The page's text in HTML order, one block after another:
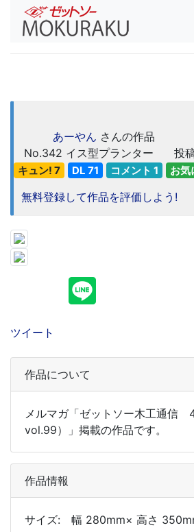
あーやん さんの作品
No.342 イス型プランター 投
キュン! 7 DL 71 コメント 1 お
無料登録して作品を評価しよう!
ツイート
作品について
メルマガ「ゼットソー木工通信
vol.99）」掲載の作品です。
作品情報
サイズ: 幅 280mm× 高さ